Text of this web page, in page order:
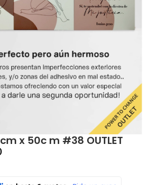
x 50c m #38 OUTLET